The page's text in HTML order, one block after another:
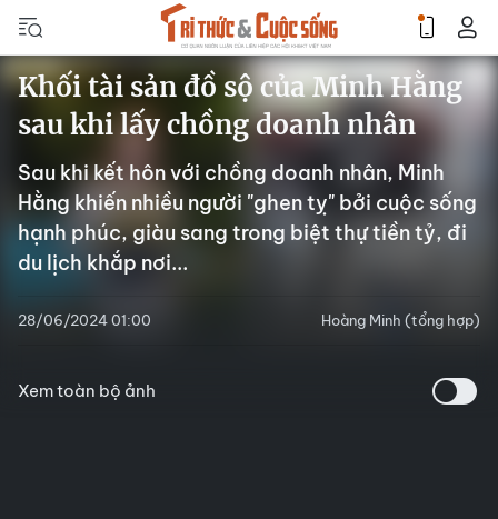
Khối tài sản đồ sộ của Minh Hằng
sau khi lấy chồng doanh nhân
Sau khi kết hôn với chồng doanh nhân, Minh
Hằng khiến nhiều người "ghen tỵ" bởi cuộc sống
hạnh phúc, giàu sang trong biệt thự tiền tỷ, đi
du lịch khắp nơi...
28/06/2024 01:00 Hoàng Minh (tổng hợp)
Xem toàn bộ ảnh